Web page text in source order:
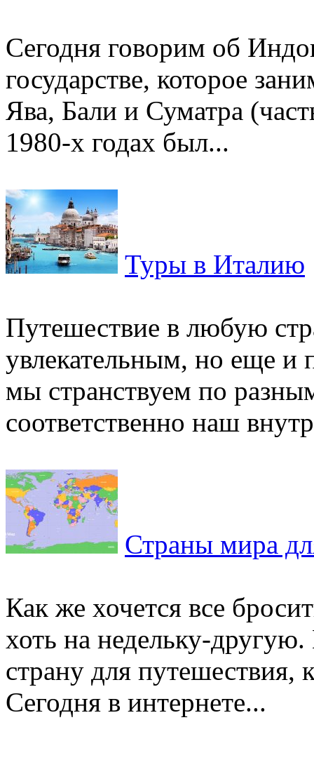
Сегодня говорим об
государстве, которое
Ява, Бали и Суматра
1980-х годах был...
Туры в Италию
Путешествие в любую
увлекательным, но еще и
мы странствуем по
соответственно наш
Страны мира
Как же хочется все
хоть на недельку-
страну для путешествия,
Сегодня в интернете...